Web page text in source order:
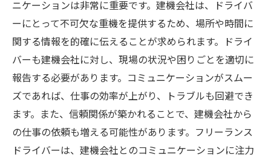
ニケーションは非常に重要です。建機会社は、ドライバ
ーにとって不可欠な重機を提供するため、場所や時間に
関する情報を的確に伝えることが求められます。ドライ
バーも建機会社に対し、現場の状況や困りごとを適切に
報告する必要があります。コミュニケーションがスムー
ズであれば、仕事の効率が上がり、トラブルも回避でき
ます。また、信頼関係が築かれることで、建機会社から
の仕事の依頼も増える可能性があります。フリーランス
ドライバーは、建機会社とのコミュニケーションに注力